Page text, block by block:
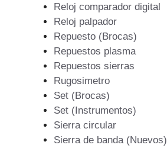
Reloj comparador digital
Reloj palpador
Repuesto (Brocas)
Repuestos plasma
Repuestos sierras
Rugosimetro
Set (Brocas)
Set (Instrumentos)
Sierra circular
Sierra de banda (Nuevos)